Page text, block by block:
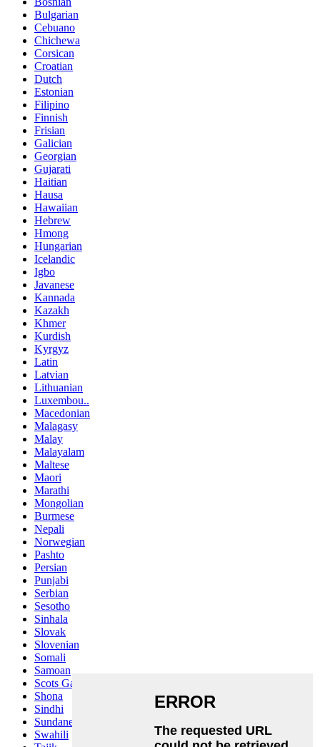
Bulgarian
Cebuano
Chichewa
Corsican
Croatian
Dutch
Estonian
Filipino
Finnish
Frisian
Galician
Georgian
Gujarati
Haitian
Hausa
Hawaiian
Hebrew
Hmong
Hungarian
Icelandic
Igbo
Javanese
Kannada
Kazakh
Khmer
Kurdish
Kyrgyz
Latin
Latvian
Lithuanian
Luxembou..
Macedonian
Malagasy
Malay
Malayalam
Maltese
Maori
Marathi
Mongolian
Burmese
Nepali
Norwegian
Pashto
Persian
Punjabi
Serbian
Sesotho
Sinhala
Slovak
Slovenian
Somali
Samoan
Scots Gaelic
Shona
Sindhi
Sundanese
Swahili